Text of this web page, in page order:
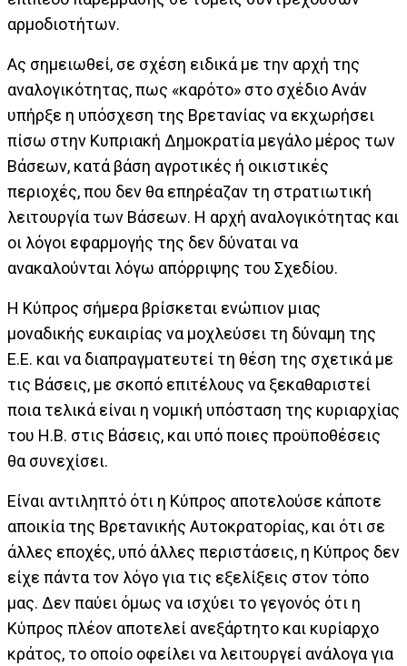
αρμοδιοτήτων.
Ας σημειωθεί, σε σχέση ειδικά με την αρχή της
αναλογικότητας, πως «καρότο» στο σχέδιο Ανάν
υπήρξε η υπόσχεση της Βρετανίας να εκχωρήσει
πίσω στην Κυπριακή Δημοκρατία μεγάλο μέρος των
Βάσεων, κατά βάση αγροτικές ή οικιστικές
περιοχές, που δεν θα επηρέαζαν τη στρατιωτική
λειτουργία των Βάσεων. Η αρχή αναλογικότητας και
οι λόγοι εφαρμογής της δεν δύναται να
ανακαλούνται λόγω απόρριψης του Σχεδίου.
Η Κύπρος σήμερα βρίσκεται ενώπιον μιας
μοναδικής ευκαιρίας να μοχλεύσει τη δύναμη της
Ε.Ε. και να διαπραγματευτεί τη θέση της σχετικά με
τις Βάσεις, με σκοπό επιτέλους να ξεκαθαριστεί
ποια τελικά είναι η νομική υπόσταση της κυριαρχίας
του Η.Β. στις Βάσεις, και υπό ποιες προϋποθέσεις
θα συνεχίσει.
Είναι αντιληπτό ότι η Κύπρος αποτελούσε κάποτε
αποικία της Βρετανικής Αυτοκρατορίας, και ότι σε
άλλες εποχές, υπό άλλες περιστάσεις, η Κύπρος δεν
είχε πάντα τον λόγο για τις εξελίξεις στον τόπο
μας. Δεν παύει όμως να ισχύει το γεγονός ότι η
Κύπρος πλέον αποτελεί ανεξάρτητο και κυρίαρχο
κράτος, το οποίο οφείλει να λειτουργεί ανάλογα για